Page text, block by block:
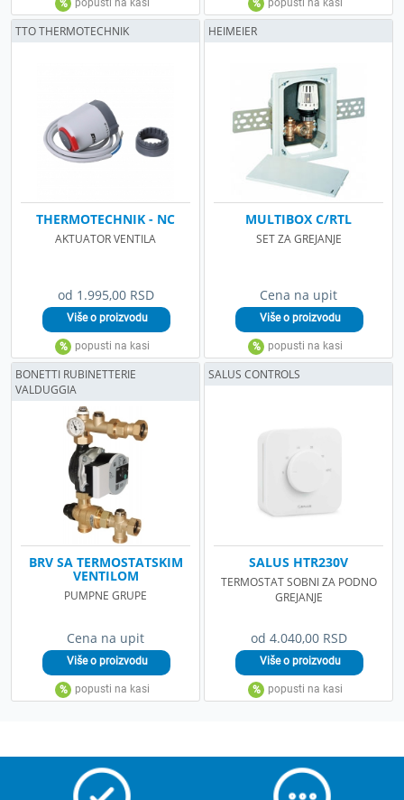
od 1.995,00 RSD
THERMOTECHNIK - NC
AKTUATOR VENTILA
TTO THERMOTECHNIK
Cena na upit
MULTIBOX C/RTL
SET ZA GREJANJE
HEIMEIER
Cena na upit
BRV SA TERMOSTATSKIM
VENTILOM
PUMPNE GRUPE
BONETTI RUBINETTERIE
VALDUGGIA
od 4.040,00 RSD
SALUS HTR230V
TERMOSTAT SOBNI ZA PODNO
GREJANJE
SALUS CONTROLS